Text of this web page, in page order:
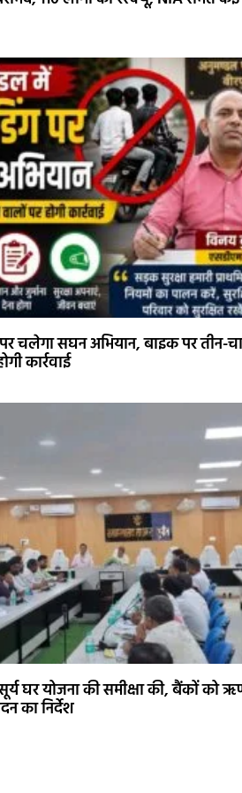
चलेगा सघन अभियान, बाइक पर तीन-
कार्रवाई
घर योजना की समीक्षा की, बैंकों को
का निर्देश